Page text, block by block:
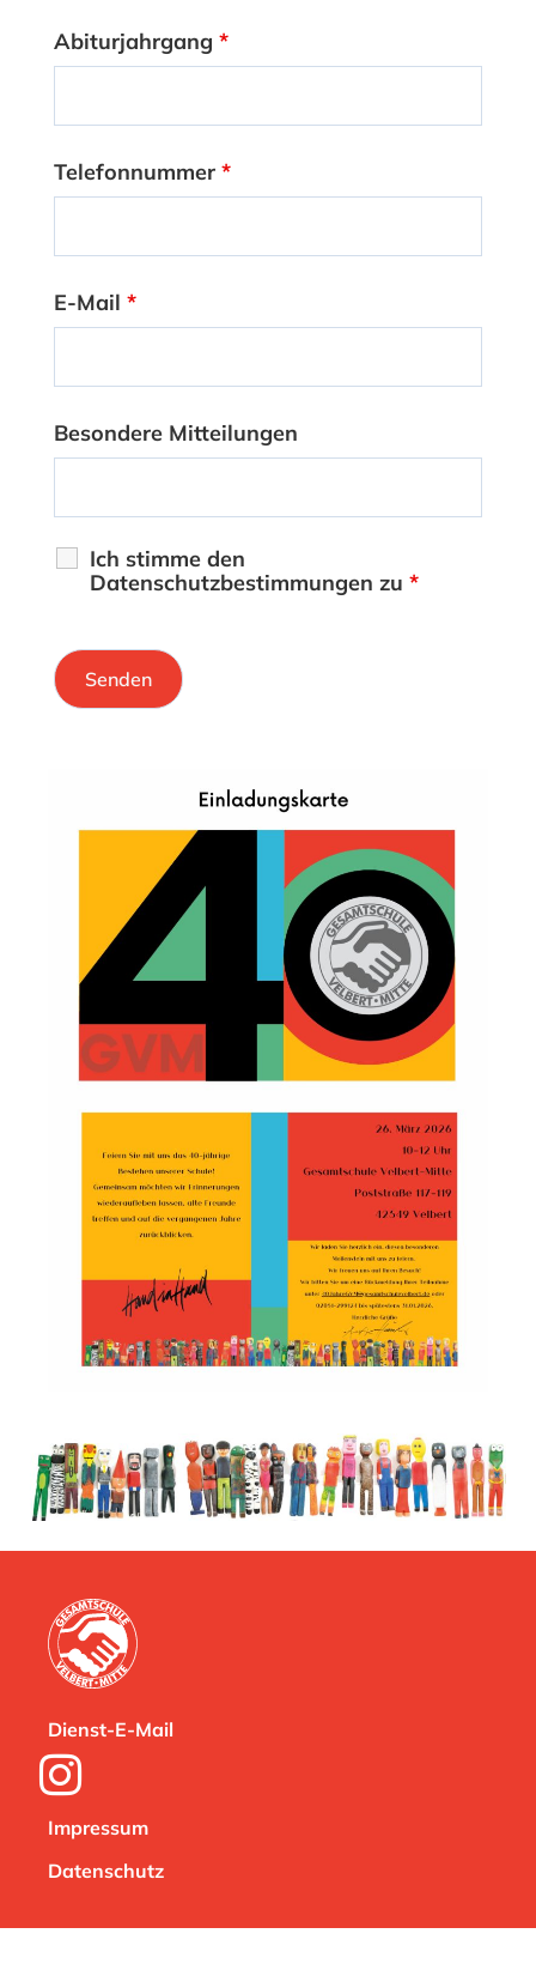
Abiturjahrgang *
Telefonnummer *
E-Mail *
Besondere Mitteilungen
Ich stimme den
Datenschutzbestimmungen zu *
Dienst-E-Mail
Impressum
Datenschutz